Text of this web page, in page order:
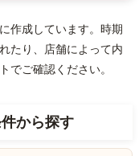
作成しています。時期
たり、店舗によって内
でご確認ください。
から探す